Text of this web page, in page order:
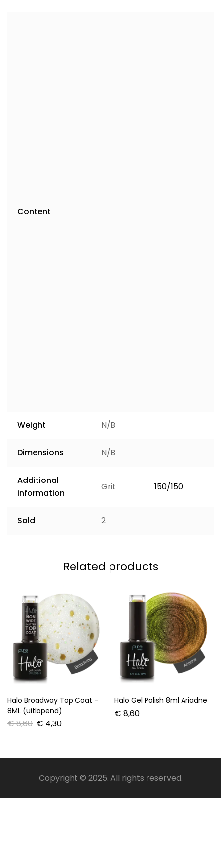
Content
Weight N/B
Dimensions N/B
Additional
information
Grit 150/150
Sold 2
Related products
Halo Broadway Top Coat –
8ML (uitlopend)
€8,60 € 4,30
Halo Gel Polish 8ml Ariadne
€ 8,60
Copyright © 2025. All rights reserved.